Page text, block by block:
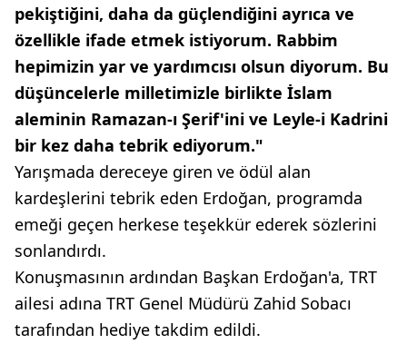
pekiştiğini, daha da güçlendiğini ayrıca ve
özellikle ifade etmek istiyorum. Rabbim
hepimizin yar ve yardımcısı olsun diyorum. Bu
düşüncelerle milletimizle birlikte İslam
aleminin Ramazan-ı Şerif'ini ve Leyle-i Kadrini
bir kez daha tebrik ediyorum."
Yarışmada dereceye giren ve ödül alan
kardeşlerini tebrik eden Erdoğan, programda
emeği geçen herkese teşekkür ederek sözlerini
sonlandırdı.
Konuşmasının ardından Başkan Erdoğan'a, TRT
ailesi adına TRT Genel Müdürü Zahid Sobacı
tarafından hediye takdim edildi.